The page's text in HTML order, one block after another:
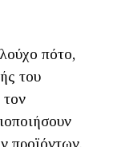
πότο,
του
προϊόντων.